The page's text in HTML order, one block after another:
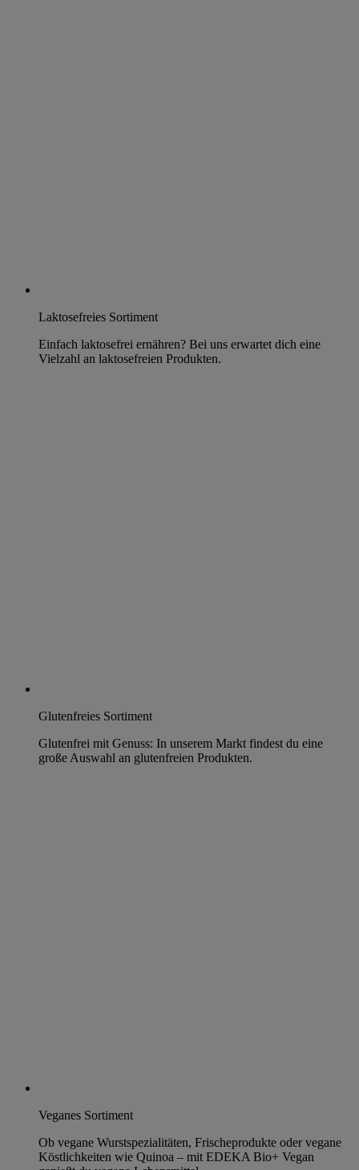
Laktosefreies Sortiment
Einfach laktosefrei ernähren? Bei uns erwartet dich eine
Vielzahl an laktosefreien Produkten.
Glutenfreies Sortiment
Glutenfrei mit Genuss: In unserem Markt findest du eine
große Auswahl an glutenfreien Produkten.
Veganes Sortiment
Ob vegane Wurstspezialitäten, Frischeprodukte oder vegane
Köstlichkeiten wie Quinoa – mit EDEKA Bio+ Vegan